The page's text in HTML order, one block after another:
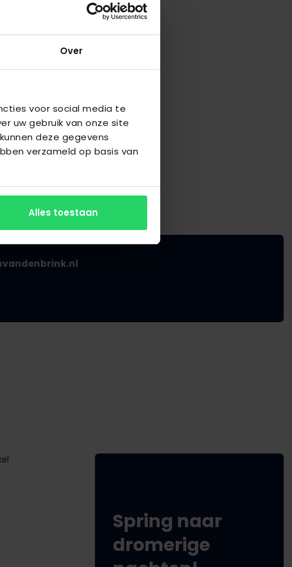
Over
voor social media te
uw gebruik van onze site
deze gegevens
verzameld op basis van
Alles toestaan
Spring naar
dromerige